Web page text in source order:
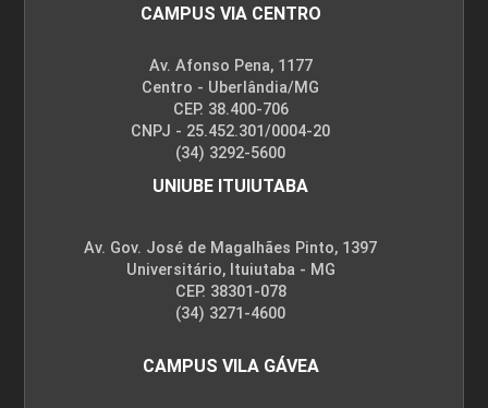
CAMPUS VIA CENTRO
Av. Afonso Pena, 1177
Centro - Uberlândia/MG
CEP. 38.400-706
CNPJ - 25.452.301/0004-20
(34) 3292-5600
UNIUBE ITUIUTABA
Av. Gov. José de Magalhães Pinto, 1397
Universitário, Ituiutaba - MG
CEP. 38301-078
(34) 3271-4600
CAMPUS VILA GÁVEA